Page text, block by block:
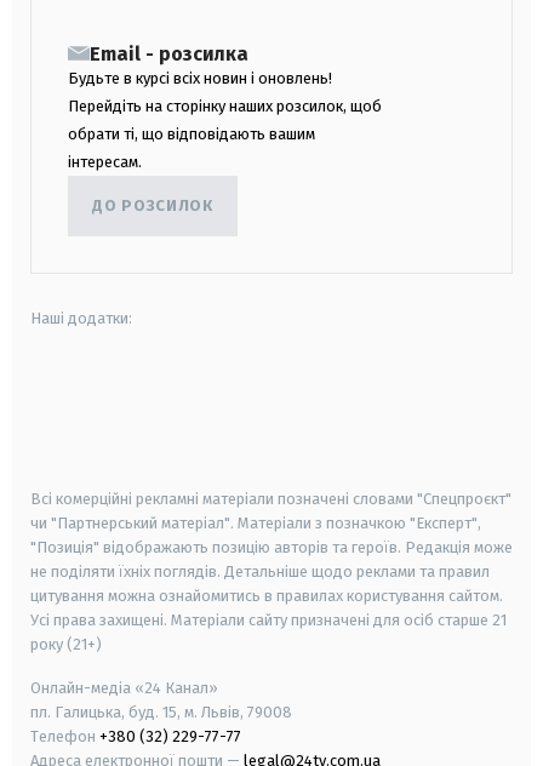
Email - розсилка
Будьте в курсі всіх новин і оновлень!
Перейдіть на сторінку наших розсилок, щоб
обрати ті, що відповідають вашим
інтересам.
ДО РОЗСИЛОК
Наші додатки:
Всі комерційні рекламні матеріали позначені словами "Спецпроєкт"
чи "Партнерський матеріал". Матеріали з позначкою "Експерт",
"Позиція" відображають позицію авторів та героїв. Редакція може
не поділяти їхніх поглядів. Детальніше щодо реклами та правил
цитування можна ознайомитись в правилах користування сайтом.
Усі права захищені. Матеріали сайту призначені для осіб старше 21
року (21+)
Онлайн-медіа «24 Канал»
пл. Галицька, буд. 15, м. Львів, 79008
Телефон +380 (32) 229-77-77
Адреса електронної пошти — legal@24tv.com.ua